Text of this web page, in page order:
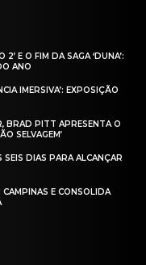
E O FIM DA SAGA ‘DUNA’:
ANO
IMERSIVA’: EXPOSIÇÃO
BRAD PITT APRESENTA O
SELVAGEM’
SEIS DIAS PARA ALCANÇAR
CAMPINAS E CONSOLIDA